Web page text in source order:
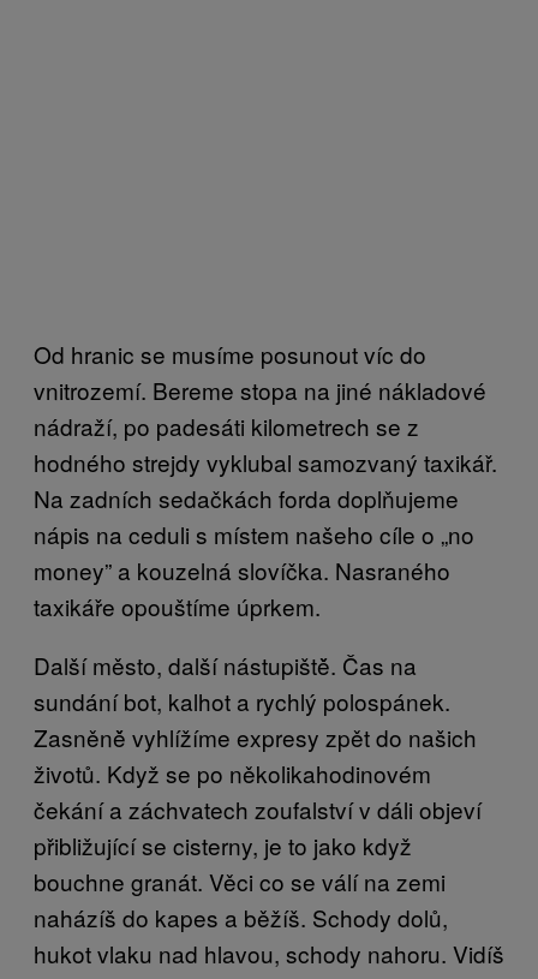
Od hranic se musíme posunout víc do
vnitrozemí. Bereme stopa na jiné nákladové
nádraží, po padesáti kilometrech se z
hodného strejdy vyklubal samozvaný taxikář.
Na zadních sedačkách forda doplňujeme
nápis na ceduli s místem našeho cíle o „no
money” a kouzelná slovíčka. Nasraného
taxikáře opouštíme úprkem.
Další město, další nástupiště̌. Čas na
sundání bot, kalhot a rychlý polospánek.
Zasněně̌ vyhlížíme expresy zpět do našich
životů. Když se po několikahodinovém
čekání a záchvatech zoufalství v dáli objeví
přibližující se cisterny, je to jako když
bouchne granát. Věci co se válí na zemi
naházíš do kapes a běžíš. Schody dolů,
hukot vlaku nad hlavou, schody nahoru. Vidíš